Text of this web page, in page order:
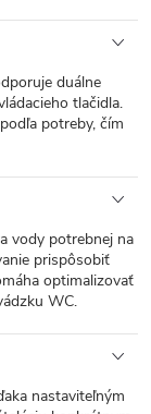
duálne
tlačidla.
potreby, čím
vody potrebnej na
prispôsobiť
optimalizovať
WC.
nastaviteľným